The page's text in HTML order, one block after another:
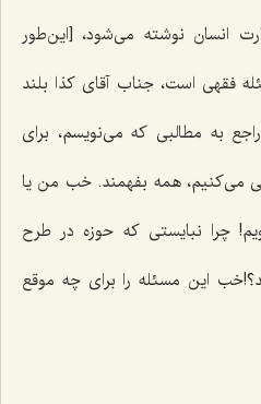
انسان نوشته می‌شود، [این‌طور
فقهی است، جناب آقای کذا بلند
به مطالبی که می‌نویسم، برای
می‌کنیم، همه بفهمند. خب من یا
چرا نبایستی که حوزه در طرح
این مسئله را برای چه موقع